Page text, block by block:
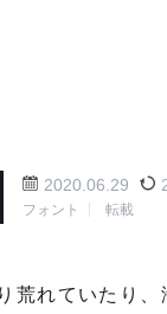
2020.06.29
フォント 転載
荒れていたり